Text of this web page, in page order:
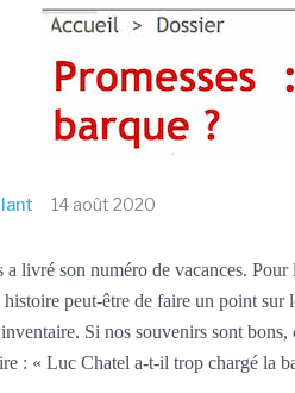
14 août 2020
livré son numéro de vacances.
peut-être de faire un point sur
Si nos souvenirs sont
: « Luc Chatel a-t-il trop chargé la